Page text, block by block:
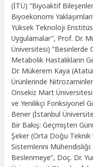
(İTÜ) “Biyoaktif
Biyoekonomi
Yüksek Teknoloji
Uygulamalar”, Prof. Dr.
Üniversitesi) “Besinlerde
Metabolik Hastalıkların
Dr. Mükerem Kaya
Ürünlerinde
Onsekiz Mart
ve Yenilikçi Fonksiyonel
Bener (İstanbul
Bir Bakış: Geçmişten
Şeker (Orta Doğu Teknik
Sistemlerini
Beslenmeye”, Doç. Dr.